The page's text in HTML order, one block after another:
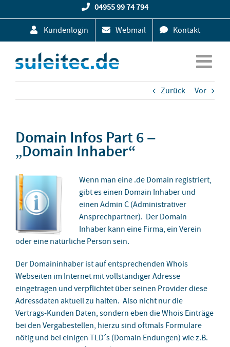
Inhalt
04955 99 74 794
Kundenlogin Webmail Kontakt
Zurück Vor
Domain Infos Part 6 –
„Domain Inhaber“
Wenn man eine .de Domain registriert,
gibt es einen Domain Inhaber und
einen Admin C (Administrativer
Ansprechpartner). Der Domain
Inhaber kann eine Firma, ein Verein
oder eine natürliche Person sein.
Der Domaininhaber ist auf entsprechenden Whois
Webseiten im Internet mit vollständiger Adresse
eingetragen und verpflichtet über seinen Provider diese
Adressdaten aktuell zu halten. Also nicht nur die
Vertrags-Kunden Daten, sondern eben die Whois Einträge
bei den Vergabestellen, hierzu sind oftmals Formulare
nötig und bei einigen TLD´s (Domain Endungen) wie z.B.